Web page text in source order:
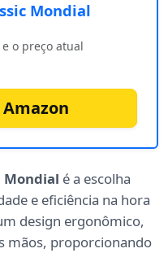
Mondial
o preço atual
Mondial é a escolha
e eficiência na hora
design ergonômico,
mãos, proporcionando